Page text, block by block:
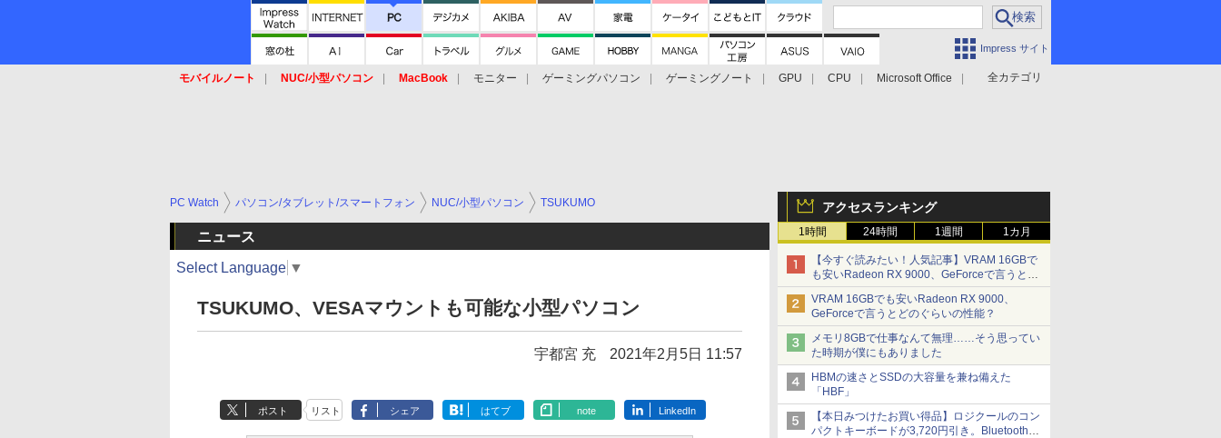
Impress サイト
全カテゴリ
モバイルノート NUC/小型パソコン MacBook モニター ゲーミングパソコン ゲーミングノート GPU CPU
Microsoft Office
アクセスランキング
1時間 24時間 1週間 1カ月
【今すぐ読みたい！人気記事】VRAM 16GBで
も安いRadeon RX 9000、GeForceで言うとど
のぐらいの性能？ - PC Watch
VRAM 16GBでも安いRadeon RX 9000、
GeForceで言うとどのぐらいの性能？
メモリ8GBで仕事なんて無理……そう思ってい
た時期が僕にもありました
HBMの速さとSSDの大容量を兼ね備えた
「HBF」
【本日みつけたお買い得品】ロジクールのコン
パクトキーボードが3,720円引き。Bluetoothで3
PC Watch パソコン/タブレット/スマートフォン NUC/小型パソコン TSUKUMO
ニュース
Select Language ▼
TSUKUMO、VESAマウントも可能な小型パソコン
宇都宮 充 2021年2月5日 11:57
ポスト リスト シェア はてブ note LinkedIn